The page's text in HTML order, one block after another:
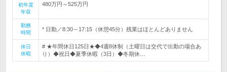
初年度
年収
480万円～525万円
勤務
時間
* 日勤／8:30～17:15（休憩45分）残業はほとんどありません
休日
休暇
# ★年間休日125日★◆4週8休制（土曜日は交代で出勤の場合あ
り）◆祝日◆夏季休暇（3日）◆冬期休…